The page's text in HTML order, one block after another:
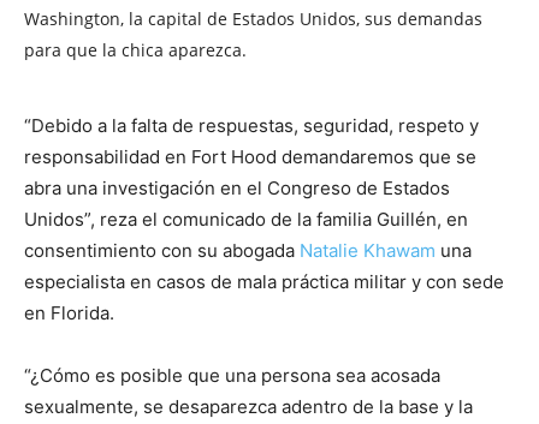
Washington, la capital de Estados Unidos, sus demandas
para que la chica aparezca.
“Debido a la falta de respuestas, seguridad, respeto y
responsabilidad en Fort Hood demandaremos que se
abra una investigación en el Congreso de Estados
Unidos”, reza el comunicado de la familia Guillén, en
consentimiento con su abogada Natalie Khawam una
especialista en casos de mala práctica militar y con sede
en Florida.
“¿Cómo es posible que una persona sea acosada
sexualmente, se desaparezca adentro de la base y la